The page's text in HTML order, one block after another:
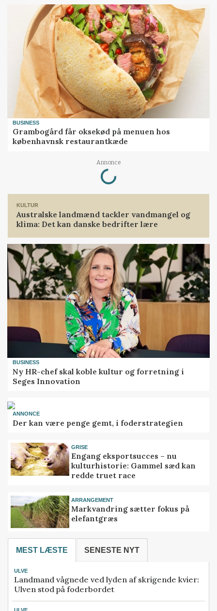
BUSINESS
Grambogård får oksekød på menuen hos
københavnsk restaurantkæde
Annonce
Loading...
KULTUR
Australske landmænd tackler vandmangel og
klima: Det kan danske bedrifter lære
BUSINESS
Ny HR-chef skal koble kultur og forretning i
Seges Innovation
ANNONCE
Der kan være penge gemt, i foderstrategien
GRISE
Engang eksportsucces – nu
kulturhistorie: Gammel sæd kan
redde truet race
ARRANGEMENT
Markvandring sætter fokus på
elefantgræs
MEST LÆSTE SENESTE NYT
ULVE
Landmand vågnede ved lyden af skrigende kvier:
Ulven stod på foderbordet